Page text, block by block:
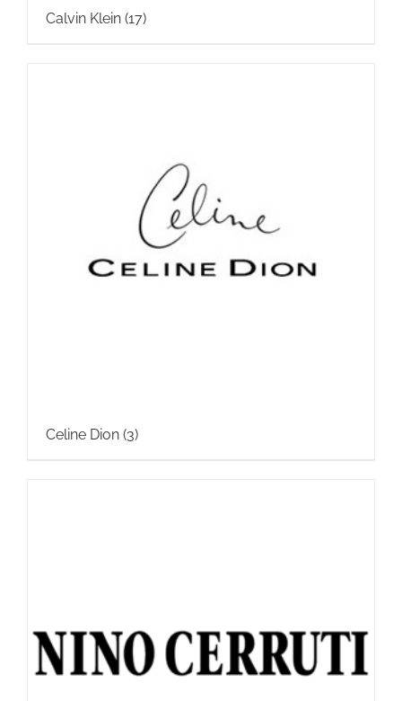
Calvin Klein (17)
Celine Dion (3)